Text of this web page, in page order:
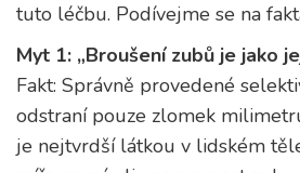
tuto léčbu. Podívejme se na
Myt 1: „Broušení zubů je jako
Fakt: Správně provedené
odstraní pouze zlomek
je nejtvrdší látkou v lidském